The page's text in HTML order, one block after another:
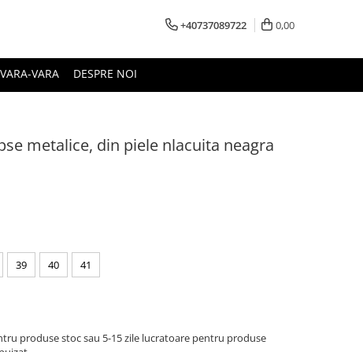
+40737089722 0,00
VARA DESPRE NOI
metalice, din piele nlacuita neagra
39 40 41
produse stoc sau 5-15 zile lucratoare pentru produse